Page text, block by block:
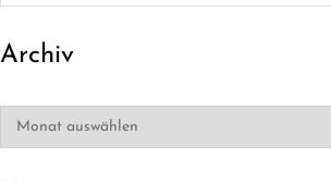
Archiv
Archiv